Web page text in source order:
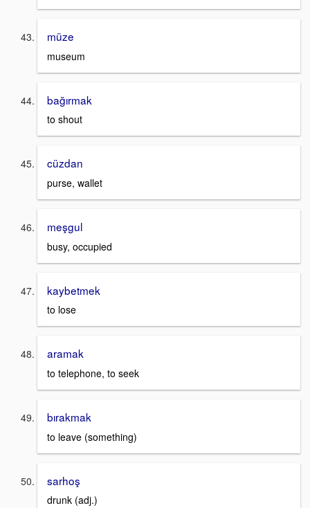
müze
museum
bağırmak
to shout
cüzdan
purse, wallet
meşgul
busy, occupied
kaybetmek
to lose
aramak
to telephone, to seek
bırakmak
to leave (something)
sarhoş
drunk (adj.)